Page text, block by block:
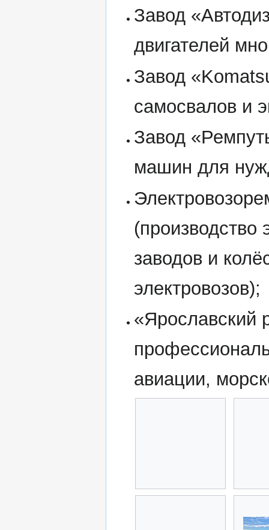
Завод
двигателей
Завод
самосвалов и
Завод
машин для
(производство
заводов и
электровозов);
«Ярославский
авиации,